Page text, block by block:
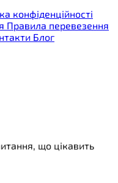
конфіденційності
Правила перевезення
Блог
що цікавить